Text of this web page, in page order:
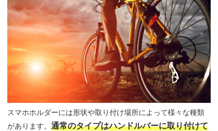
スマホホルダーには形状や取り付け場所によって様々な種類
があります。 通常のタイプはハンドルバーに取り付けて